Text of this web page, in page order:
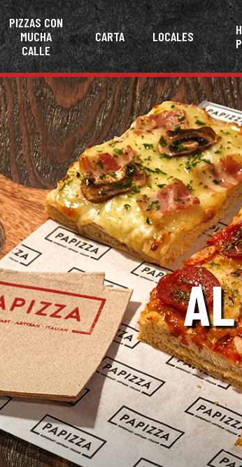
PIZZAS CON
MUCHA
CALLE
CARTA LOCALES